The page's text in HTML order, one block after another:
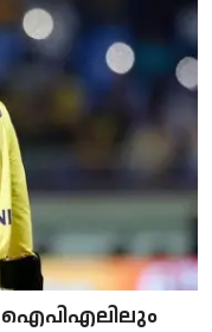
ഐപിഎലിലും